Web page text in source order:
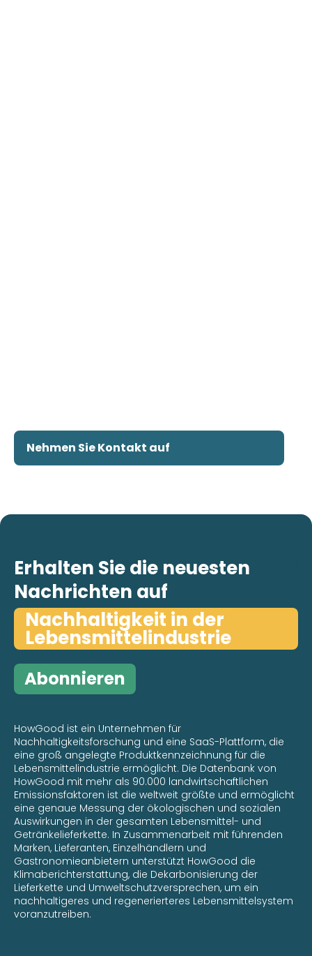
Nehmen Sie Kontakt auf
Erhalten Sie die neuesten
Nachrichten auf
Nachhaltigkeit in der
Lebensmittelindustrie
Abonnieren
HowGood ist ein Unternehmen für
Nachhaltigkeitsforschung und eine SaaS-Plattform, die
eine groß angelegte Produktkennzeichnung für die
Lebensmittelindustrie ermöglicht. Die Datenbank von
HowGood mit mehr als 90.000 landwirtschaftlichen
Emissionsfaktoren ist die weltweit größte und ermöglicht
eine genaue Messung der ökologischen und sozialen
Auswirkungen in der gesamten Lebensmittel- und
Getränkelieferkette. In Zusammenarbeit mit führenden
Marken, Lieferanten, Einzelhändlern und
Gastronomieanbietern unterstützt HowGood die
Klimaberichterstattung, die Dekarbonisierung der
Lieferkette und Umweltschutzversprechen, um ein
nachhaltigeres und regenerierteres Lebensmittelsystem
voranzutreiben.